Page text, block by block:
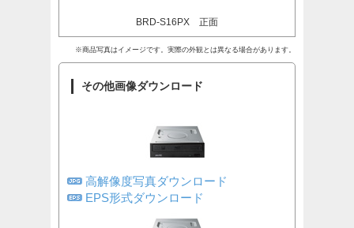
BRD-S16PX 正面
※商品写真はイメージです。実際の外観とは異なる場合があります。
その他画像ダウンロード
高解像度写真ダウンロード
EPS形式ダウンロード